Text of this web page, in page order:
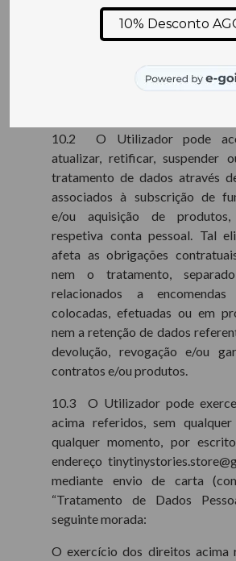
desatualizados que a mesma
de se opor, exigir a limitação
tratamento. A retirada do
Utilizador não prejudica,
10.2 O Utilizador pode
atualizar, retificar, suspender
tratamento de dados através
associados à subscrição de
e/ou aquisição de
respetiva conta pessoal. Tal
afeta as obrigações
nem o tratamento,
relacionados a
colocadas, efetuadas ou em
nem a retenção de dados
devolução, revogação e/ou
contratos e/ou produtos.
10.3 O Utilizador pode
acima referidos, sem
qualquer momento, por
endereço
mediante envio de carta
“Tratamento de Dados
seguinte morada:
O exercício dos direitos acima